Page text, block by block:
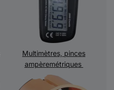
Multimètres, pinces
ampèremétriques